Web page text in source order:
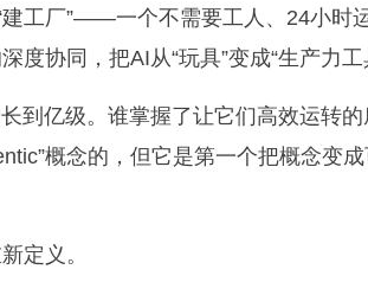
工厂”——一个不需要工人、24小时
协同，把AI从“玩具”变成“生产力工
到亿级。谁掌握了让它们高效运转
概念的，但它是第一个把概念变
定义。